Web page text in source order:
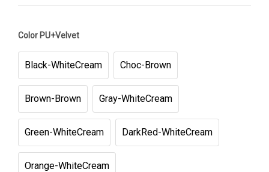
Color PU+Velvet
Black-WhiteCream Choc-Brown
Brown-Brown Gray-WhiteCream
Green-WhiteCream DarkRed-WhiteCream
Orange-WhiteCream